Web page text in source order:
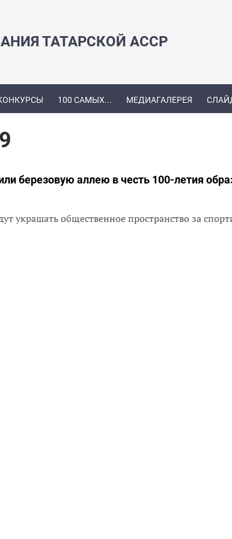
ТАТАРСКОЙ АССР
100 САМЫХ... МЕДИАГАЛЕРЕЯ
березовую аллею в честь 100-летия
украшать общественное пространство за